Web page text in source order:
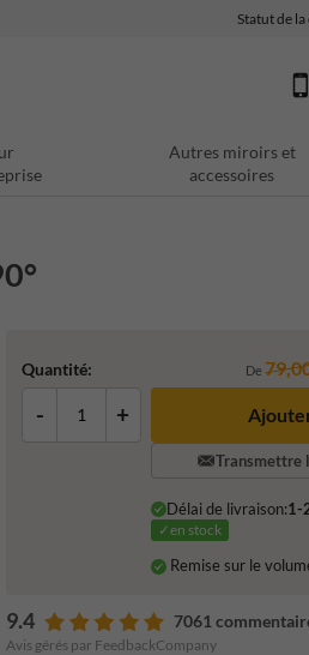
Statut de
Autres miroirs et
accessoires
Quantité: De
- +
Transmettre
Délai de livraison:1-
✓en stock
Remise sur le
9.4 7061
Avis gérés par FeedbackCompany